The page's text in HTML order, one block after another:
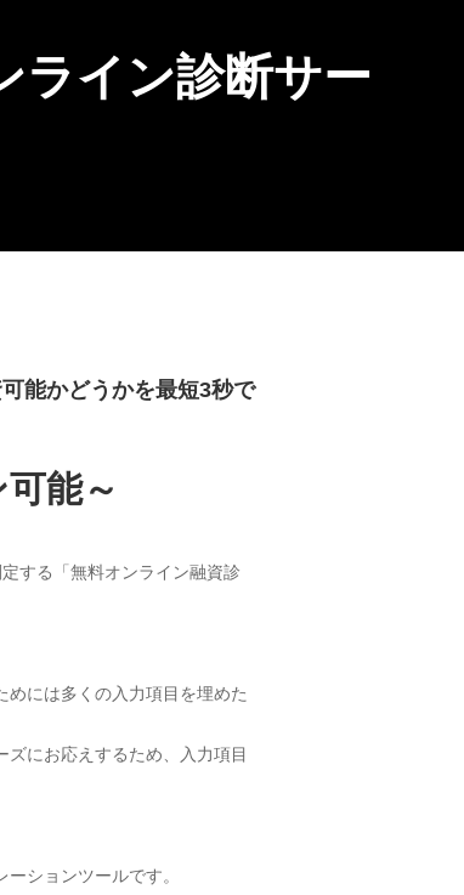
ライン診断サー
能かどうかを最短3秒で
能～
する「無料オンライン融資診
には多くの入力項目を埋めた
にお応えするため、入力項目
ションツールです。